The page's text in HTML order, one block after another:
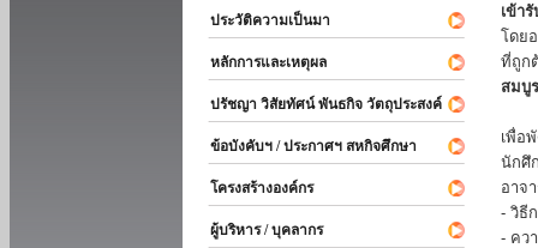
ประวัติความเป็นมา
หลักการและเหตุผล
ปรัชญา วิสัยทัศน์ พันธกิจ วัตถุประสงค์
ข้อบังคับฯ / ประกาศฯ สหกิจศึกษา
โครงสร้างองค์กร
ผู้บริหาร / บุคลากร
เข้า
โดย
ที่ถูก
สมบู
เพื่อ
นักศึ
อาจ
- วิธี
- คว